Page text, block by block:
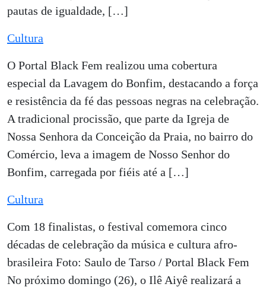
pautas de igualdade, […]
Cultura
O Portal Black Fem realizou uma cobertura
especial da Lavagem do Bonfim, destacando a força
e resistência da fé das pessoas negras na celebração.
A tradicional procissão, que parte da Igreja de
Nossa Senhora da Conceição da Praia, no bairro do
Comércio, leva a imagem de Nosso Senhor do
Bonfim, carregada por fiéis até a […]
Cultura
Com 18 finalistas, o festival comemora cinco
décadas de celebração da música e cultura afro-
brasileira Foto: Saulo de Tarso / Portal Black Fem
No próximo domingo (26), o Ilê Aiyê realizará a